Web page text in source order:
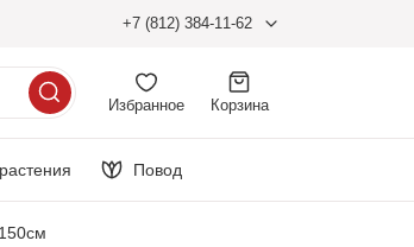
+7 (812) 384-11-62
Избранное Корзина
Повод